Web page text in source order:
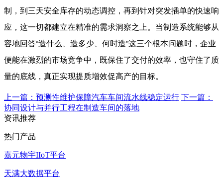
制，到三天安全库存的动态调控，再到针对突发插单的快速响
应，这一切都建立在精准的需求洞察之上。当制造系统能够从
容地回答“造什么、造多少、何时造”这三个根本问题时，企业
便能在激烈的市场竞争中，既保住了交付的效率，也守住了质
量的底线，真正实现提质增效促高产的目标。
上一篇：预测性维护保障汽车车间流水线稳定运行 下一篇：
协同设计与并行工程在制造车间的落地
资讯推荐
热门产品
嘉元物宇IIoT平台
天满大数据平台